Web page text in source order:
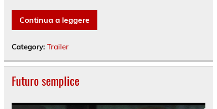
Continua a leggere
Category: Trailer
Futuro semplice